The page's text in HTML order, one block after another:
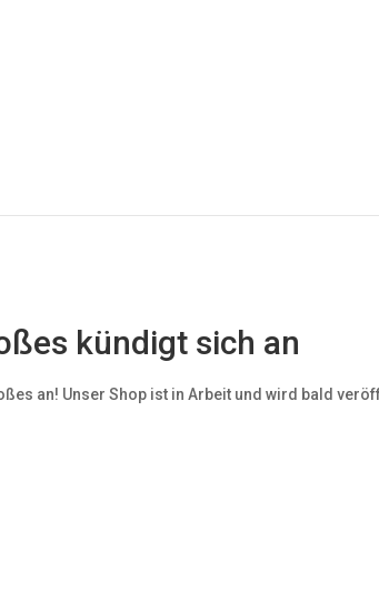
kündigt sich an
an! Unser Shop ist in Arbeit und wird bald